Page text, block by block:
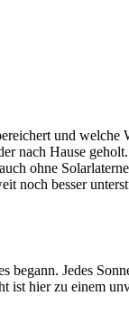
und welche
nach Hause
ohne
noch besser
Jedes
ist hier zu einem